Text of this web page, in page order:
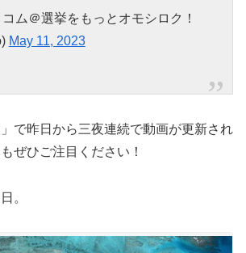
ム＠選挙をもっとオモシロク！
May 11, 2023
」で昨日から三夜連続で動画が更新され
ぜひご注目ください！
。